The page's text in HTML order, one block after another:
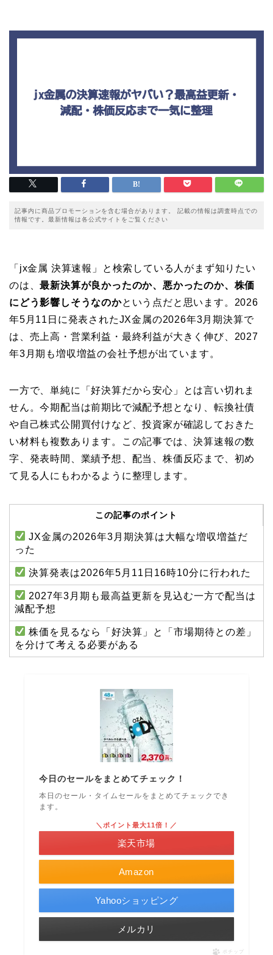
記事内に商品プロモーションを含む場合があります。 記載の情報は調査時点での
情報です。最新情報は各公式サイトをご覧ください
「jx金属 決算速報」と検索している人がまず知りたい
のは、最新決算が良かったのか、悪かったのか、株価
にどう影響しそうなのかという点だと思います。2026
年5月11日に発表されたJX金属の2026年3月期決算で
は、売上高・営業利益・最終利益が大きく伸び、2027
年3月期も増収増益の会社予想が出ています。
一方で、単純に「好決算だから安心」とは言い切れま
せん。今期配当は前期比で減配予想となり、転換社債
や自己株式公開買付けなど、投資家が確認しておきた
い材料も複数あります。この記事では、決算速報の数
字、発表時間、業績予想、配当、株価反応まで、初め
て見る人にもわかるように整理します。
この記事のポイント
JX金属の2026年3月期決算は大幅な増収増益だ
った
決算発表は2026年5月11日16時10分に行われた
2027年3月期も最高益更新を見込む一方で配当は
減配予想
株価を見るなら「好決算」と「市場期待との差」
を分けて考える必要がある
今日のセールをまとめてチェック！
本日のセール・タイムセールをまとめてチェックでき
ます。
Amazon
＼ポイント最大11倍！／
楽天市場
Yahooショッピング
メルカリ
ポチップ